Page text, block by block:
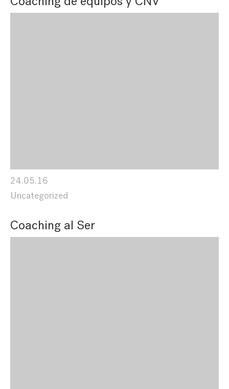
24.05.16
Uncategorized
Coaching al Ser